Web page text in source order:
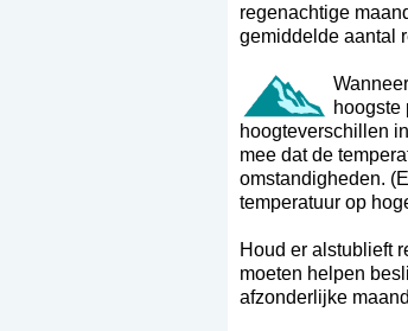
regenachtige
gemiddelde aantal
hoogste
hoogteverschillen
mee dat de
omstandigheden.
temperatuur op
Houd er alstublieft
moeten helpen
afzonderlijke